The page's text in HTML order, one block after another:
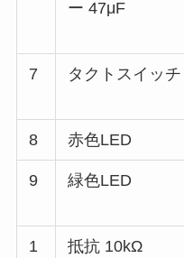
ー 47μF
7 タクトスイッチ
8 赤色LED
9 緑色LED
1
抵抗 10kΩ